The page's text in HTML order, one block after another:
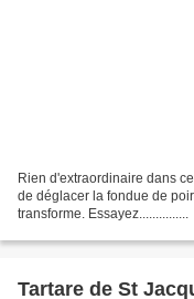
Rien d'extraordinaire dans
de déglacer la fondue de
transforme. Essayez...............
Tartare de St